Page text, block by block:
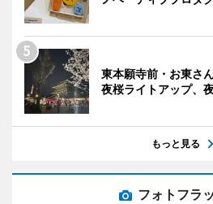
東本願寺前・お東さ
夜桜ライトアップ、
もっと見る
フォトフラ